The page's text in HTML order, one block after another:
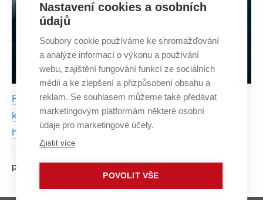
Platforma z FaVU umožní tvorbu rozsáhlé hudební
knihovny i osobnější sdílení a objevování nové
hudby
při poslechu hudby získáváme většinou na doporučení
Nastavení cookies a osobních
údajů
Soubory cookie používáme ke shromažďování
a analýze informací o výkonu a používání
webu, zajištění fungování funkcí ze sociálních
médií a ke zlepšení a přizpůsobení obsahu a
reklam. Se souhlasem můžeme také předávat
marketingovým platformám některé osobní
údaje pro marketingové účely.
Zjistit více
POVOLIT VŠE